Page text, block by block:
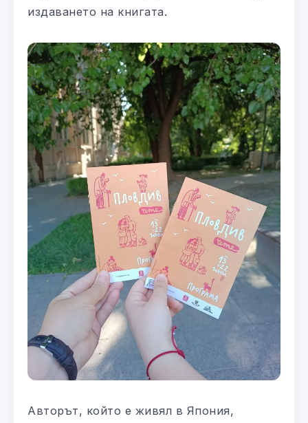
издаването на книгата.
Авторът, който е живял в Япония,